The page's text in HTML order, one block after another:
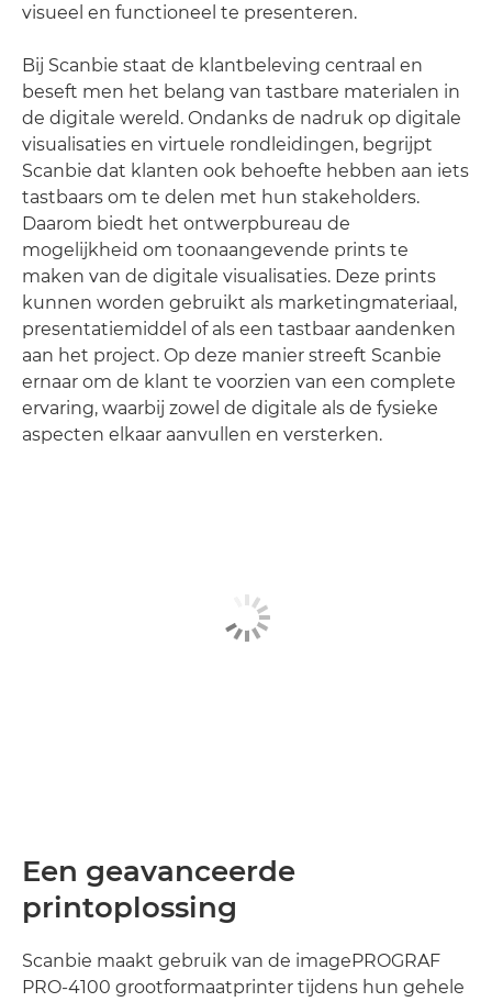
visueel en functioneel te presenteren.
Bij Scanbie staat de klantbeleving centraal en
beseft men het belang van tastbare materialen in
de digitale wereld. Ondanks de nadruk op digitale
visualisaties en virtuele rondleidingen, begrijpt
Scanbie dat klanten ook behoefte hebben aan iets
tastbaars om te delen met hun stakeholders.
Daarom biedt het ontwerpbureau de
mogelijkheid om toonaangevende prints te
maken van de digitale visualisaties. Deze prints
kunnen worden gebruikt als marketingmateriaal,
presentatiemiddel of als een tastbaar aandenken
aan het project. Op deze manier streeft Scanbie
ernaar om de klant te voorzien van een complete
ervaring, waarbij zowel de digitale als de fysieke
aspecten elkaar aanvullen en versterken.
Een geavanceerde
printoplossing
Scanbie maakt gebruik van de imagePROGRAF
PRO-4100 grootformaatprinter tijdens hun gehele